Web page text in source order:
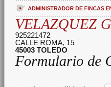
ADMINISTRADOR DE FINCAS
VELAZQUEZ
925221472
CALLE ROMA, 15
45003 TOLEDO
Formulario de